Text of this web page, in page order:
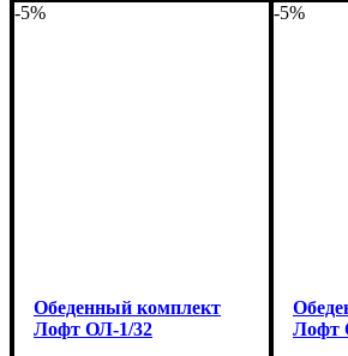
-5%
Обеденный комплект
Лофт ОЛ-1/32
-5%
Лофт